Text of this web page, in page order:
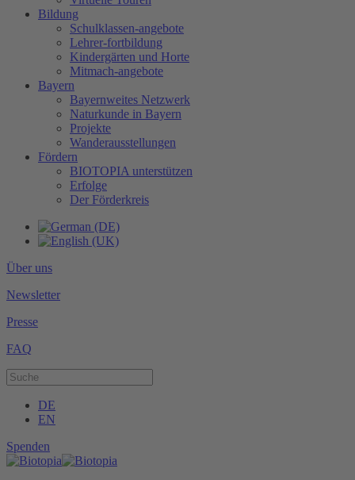
Bildung
Schulklassen-angebote
Lehrer-fortbildung
Kindergärten und Horte
Mitmach-angebote
Bayern
Bayernweites Netzwerk
Naturkunde in Bayern
Projekte
Wanderausstellungen
Fördern
BIOTOPIA unterstützen
Erfolge
Der Förderkreis
Über uns
Newsletter
Presse
FAQ
DE
EN
Spenden